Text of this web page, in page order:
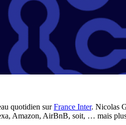
quotidien surFrance Inter. Nicolas
Amazon, AirBnB, soit, … mais